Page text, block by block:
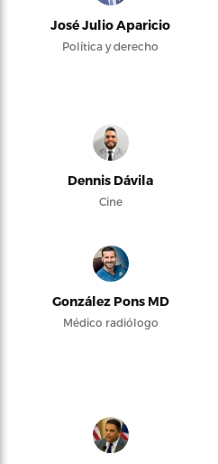
José Julio Aparicio
Política y derecho
Dennis Dávila
Cine
González Pons MD
Médico radiólogo